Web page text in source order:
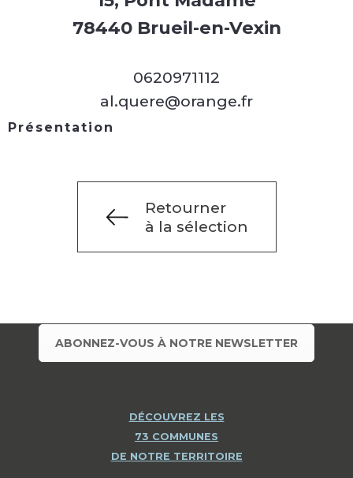
78440 Brueil-en-Vexin
0620971112
al.quere@orange.fr
Présentation
Retourner
à la sélection
ABONNEZ-VOUS À NOTRE NEWSLETTER
DÉCOUVREZ LES
73 COMMUNES
DE NOTRE TERRITOIRE